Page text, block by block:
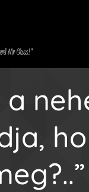
Mr Glass!"
a